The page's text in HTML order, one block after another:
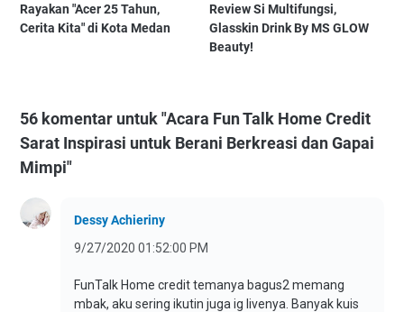
Rayakan "Acer 25 Tahun,
Cerita Kita" di Kota Medan
Review Si Multifungsi,
Glasskin Drink By MS GLOW
Beauty!
56 komentar untuk "Acara Fun Talk Home Credit
Sarat Inspirasi untuk Berani Berkreasi dan Gapai
Mimpi"
Dessy Achieriny
9/27/2020 01:52:00 PM
FunTalk Home credit temanya bagus2 memang
mbak, aku sering ikutin juga ig livenya. Banyak kuis